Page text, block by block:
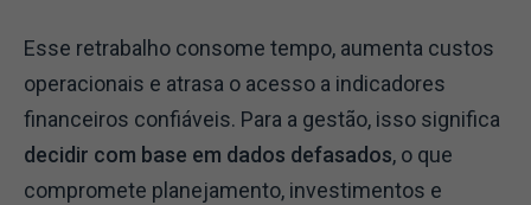
Esse retrabalho consome tempo, aumenta custos
operacionais e atrasa o acesso a indicadores
financeiros confiáveis. Para a gestão, isso significa
decidir com base em dados defasados, o que
compromete planejamento, investimentos e